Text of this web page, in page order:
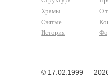
Храмы
Святые
История
О
© 17.02.1999 —